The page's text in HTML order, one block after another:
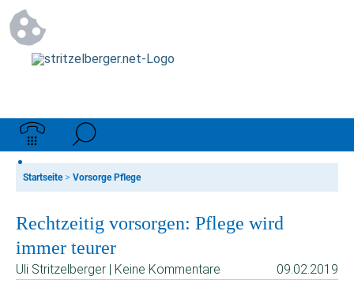
Startseite> Vorsorge Pflege
Rechtzeitig vorsorgen: Pflege wird
immer teurer
Uli Stritzelberger | Keine Kommentare 09.02.2019